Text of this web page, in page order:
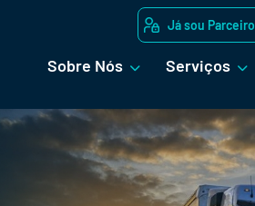
Já sou Parceiro
Sobre Nós Serviços